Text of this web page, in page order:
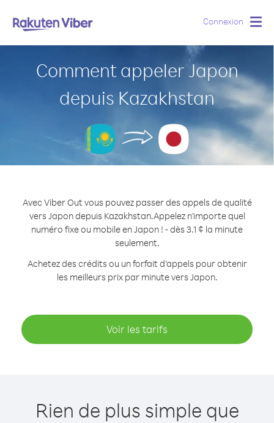
Connexion
Comment appeler Japon
depuis Kazakhstan
Avec Viber Out vous pouvez passer des appels de qualité
vers Japon depuis Kazakhstan.Appelez n'importe quel
numéro fixe ou mobile en Japon ! - dès 3.1 ¢ la minute
seulement.
Achetez des crédits ou un forfait d’appels pour obtenir
les meilleurs prix par minute vers Japon.
Voir les tarifs
Rien de plus simple que